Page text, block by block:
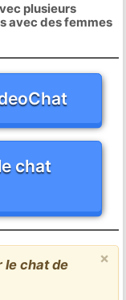
plusieurs
avec des femmes
chat
×
le chat de